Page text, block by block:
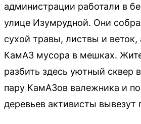
администрации работали в
улице Изумрудной. Они
сухой травы, листвы и
КамАЗ мусора в мешках.
разбить здесь уютный сквер
пару КамАЗов валежника и
деревьев активисты вывезут